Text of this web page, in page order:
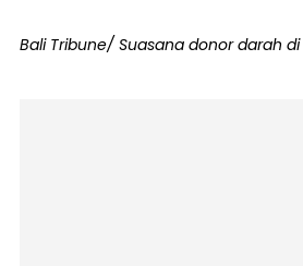
Bali Tribune/ Suasana donor darah di